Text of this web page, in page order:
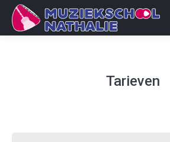
Tarieven